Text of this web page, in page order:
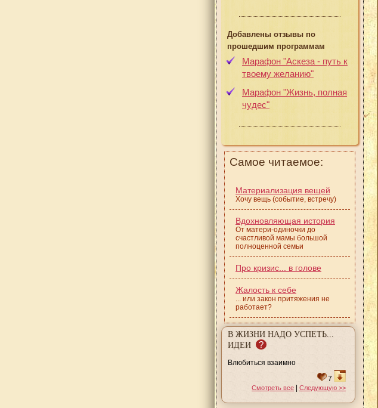
Добавлены отзывы по
прошедшим программам
Марафон "Аскеза - путь к
твоему желанию"
Марафон "Жизнь, полная
чудес"
Самое читаемое:
Материализация вещей
Хочу вещь (событие, встречу)
Вдохновляющая история
От матери-одиночки до
счастливой мамы большой
полноценной семьи
Про кризис... в голове
Жалость к себе
... или закон притяжения не
работает?
В ЖИЗНИ НАДО УСПЕТЬ...
ИДЕИ
?
Влюбиться взаимно
7
Смотреть все | Следующую >>